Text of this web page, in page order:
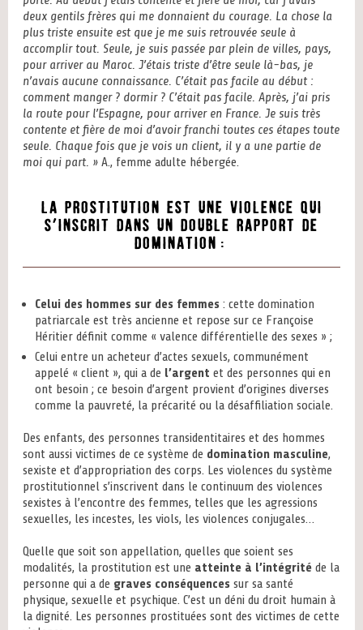
deux gentils frères qui me donnaient du courage. La chose la
plus triste ensuite est que je me suis retrouvée seule à
accomplir tout. Seule, je suis passée par plein de villes, pays,
pour arriver au Maroc. J’étais triste d’être seule là-bas, je
n’avais aucune connaissance. C’était pas facile au début :
comment manger ? dormir ? C’était pas facile. Après, j’ai pris
la route pour l’Espagne, pour arriver en France. Je suis très
contente et fière de moi d’avoir franchi toutes ces étapes toute
seule. Chaque fois que je vois un client, il y a une partie de
moi qui part. » A., femme adulte hébergée.
La prostitution est une violence qui
s’inscrit dans un double rapport de
domination:
Celui des hommes sur des femmes : cette domination
patriarcale est très ancienne et repose sur ce Françoise
Héritier définit comme « valence différentielle des sexes » ;
Celui entre un acheteur d’actes sexuels, communément
appelé « client », qui a de l’argent et des personnes qui en
ont besoin ; ce besoin d’argent provient d’origines diverses
comme la pauvreté, la précarité ou la désaffiliation sociale.
Des enfants, des personnes transidentitaires et des hommes
sont aussi victimes de ce système de domination masculine,
sexiste et d’appropriation des corps. Les violences du système
prostitutionnel s’inscrivent dans le continuum des violences
sexistes à l’encontre des femmes, telles que les agressions
sexuelles, les incestes, les viols, les violences conjugales…
Quelle que soit son appellation, quelles que soient ses
modalités, la prostitution est une atteinte à l’intégrité de la
personne qui a de graves conséquences sur sa santé
physique, sexuelle et psychique. C’est un déni du droit humain à
la dignité. Les personnes prostituées sont des victimes de cette